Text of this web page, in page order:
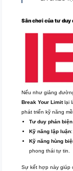
Sân chơi của tư duy
Nếu như giảng
Break Your Limitlại
phát triển kỹ năng
Tư duy phản
Kỹ năng lập luận
Kỹ năng hùng
phong thái tự tin.
Sự kết hợp này giúp